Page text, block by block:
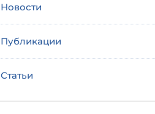
Новости
Публикации
Статьи